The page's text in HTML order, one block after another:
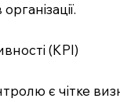
(KPI)
є чітке